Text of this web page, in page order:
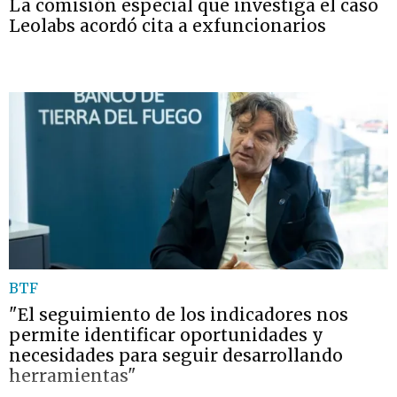
La comisión especial que investiga el caso
Leolabs acordó cita a exfuncionarios
BTF
"El seguimiento de los indicadores nos
permite identificar oportunidades y
necesidades para seguir desarrollando
herramientas"